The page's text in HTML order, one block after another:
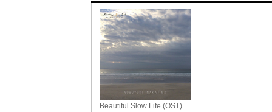
Beautiful Slow Life (OST)